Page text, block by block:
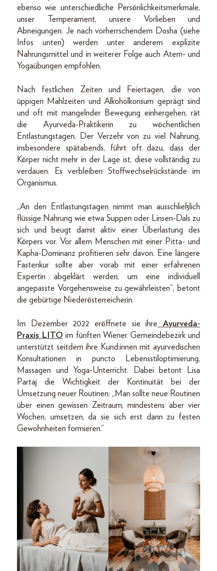
ebenso wie unterschiedliche Persönlichkeitsmerkmale,
unser Temperament, unsere Vorlieben und
Abneigungen. Je nach vorherrschendem Dosha (siehe
Infos unten) werden unter anderem explizite
Nahrungsmittel und in weiterer Folge auch Atem- und
Yogaübungen empfohlen.
Nach festlichen Zeiten und Feiertagen, die von
üppigen Mahlzeiten und Alkoholkonsum geprägt sind
und oft mit mangelnder Bewegung einhergehen, rät
die Ayurveda-Praktikerin zu wöchentlichen
Entlastungstagen. Der Verzehr von zu viel Nahrung,
insbesondere spätabends, führt oft dazu, dass der
Körper nicht mehr in der Lage ist, diese vollständig zu
verdauen. Es verbleiben Stoffwechselrückstände im
Organismus.
„An den Entlastungstagen nimmt man ausschließlich
flüssige Nahrung wie etwa Suppen oder Linsen-Dals zu
sich und beugt damit aktiv einer Überlastung des
Körpers vor. Vor allem Menschen mit einer Pitta- und
Kapha-Dominanz profitieren sehr davon. Eine längere
Fastenkur sollte aber vorab mit einer erfahrenen
Expertin abgeklärt werden, um eine individuell
angepasste Vorgehensweise zu gewährleisten“, betont
die gebürtige Niederösterreicherin.
Im Dezember 2022 eröffnete sie ihre Ayurveda-
Praxis LITO im fünften Wiener Gemeindebezirk und
unterstützt seitdem ihre Kund:innen mit ayurvedischen
Konsultationen in puncto Lebensstiloptimierung,
Massagen und Yoga-Unterricht. Dabei betont Lisa
Partaj die Wichtigkeit der Kontinuität bei der
Umsetzung neuer Routinen: „Man sollte neue Routinen
über einen gewissen Zeitraum, mindestens aber vier
Wochen, umsetzen, da sie sich erst dann zu festen
Gewohnheiten formieren.“